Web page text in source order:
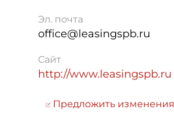
Эл. почта
office@leasingspb.ru
Сайт
http://www.leasingspb.ru
Предложить изменения